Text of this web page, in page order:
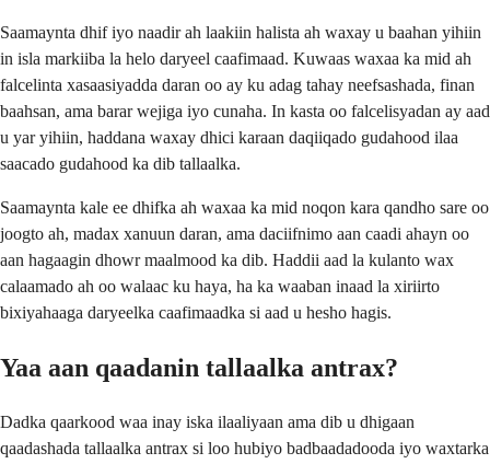
Saamaynta dhif iyo naadir ah laakiin halista ah waxay u baahan yihiin
in isla markiiba la helo daryeel caafimaad. Kuwaas waxaa ka mid ah
falcelinta xasaasiyadda daran oo ay ku adag tahay neefsashada, finan
baahsan, ama barar wejiga iyo cunaha. In kasta oo falcelisyadan ay aad
u yar yihiin, haddana waxay dhici karaan daqiiqado gudahood ilaa
saacado gudahood ka dib tallaalka.
Saamaynta kale ee dhifka ah waxaa ka mid noqon kara qandho sare oo
joogto ah, madax xanuun daran, ama daciifnimo aan caadi ahayn oo
aan hagaagin dhowr maalmood ka dib. Haddii aad la kulanto wax
calaamado ah oo walaac ku haya, ha ka waaban inaad la xiriirto
bixiyahaaga daryeelka caafimaadka si aad u hesho hagis.
Yaa aan qaadanin tallaalka antrax?
Dadka qaarkood waa inay iska ilaaliyaan ama dib u dhigaan
qaadashada tallaalka antrax si loo hubiyo badbaadadooda iyo waxtarka